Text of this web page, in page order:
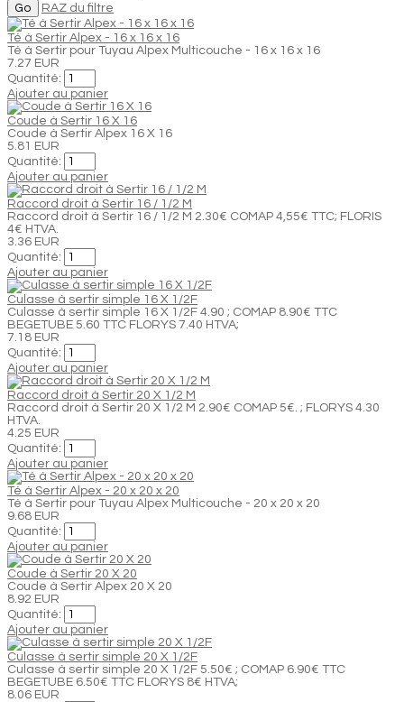
RAZ du filtre
Té à Sertir Alpex - 16 x 16 x 16
Té à Sertir pour Tuyau Alpex Multicouche - 16 x 16 x 16
7.27 EUR
Quantité:
Ajouter au panier
Coude à Sertir 16 X 16
Coude à Sertir Alpex 16 X 16
5.81 EUR
Quantité:
Ajouter au panier
Raccord droit à Sertir 16 / 1/2 M
Raccord droit à Sertir 16 / 1/2 M 2.30€ COMAP 4,55€ TTC; FLORIS
4€ HTVA.
3.36 EUR
Quantité:
Ajouter au panier
Culasse à sertir simple 16 X 1/2F
Culasse à sertir simple 16 X 1/2F 4.90 ; COMAP 8.90€ TTC
BEGETUBE 5.60 TTC FLORYS 7.40 HTVA;
7.18 EUR
Quantité:
Ajouter au panier
Raccord droit à Sertir 20 X 1/2 M
Raccord droit à Sertir 20 X 1/2 M 2.90€ COMAP 5€. ; FLORYS 4.30
HTVA.
4.25 EUR
Quantité:
Ajouter au panier
Té à Sertir Alpex - 20 x 20 x 20
Té à Sertir pour Tuyau Alpex Multicouche - 20 x 20 x 20
9.68 EUR
Quantité:
Ajouter au panier
Coude à Sertir 20 X 20
Coude à Sertir Alpex 20 X 20
8.92 EUR
Quantité:
Ajouter au panier
Culasse à sertir simple 20 X 1/2F
Culasse à sertir simple 20 X 1/2F 5.50€ ; COMAP 6.90€ TTC
BEGETUBE 6.50€ TTC FLORYS 8€ HTVA;
8.06 EUR